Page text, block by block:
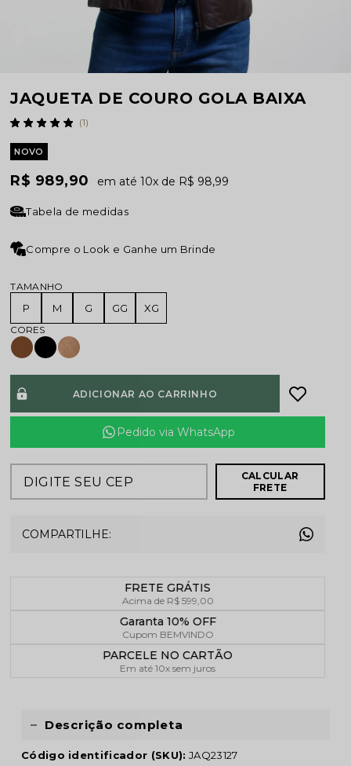
JAQUETA DE COURO GOLA BAIXA
(1)
NOVO
R$ 989,90 10x R$ 98,99
Tabela de medidas
Compre o Look e Ganhe um Brinde
TAMANHO
P M G GG XG
ADICIONAR AO CARRINHO
Pedido via WhatsApp
CALCULAR
FRETE
COMPARTILHE:
FRETE GRÁTIS
Acima de R$ 599,00
Garanta 10% OFF
Cupom BEMVINDO
PARCELE NO CARTÃO
Em até 10x sem juros
Descrição completa
Código identificador (SKU): JAQ23127